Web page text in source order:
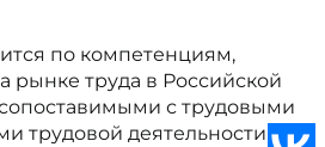
по компетенциям,
рынке труда в Российской
с трудовыми
трудовой деятельности,